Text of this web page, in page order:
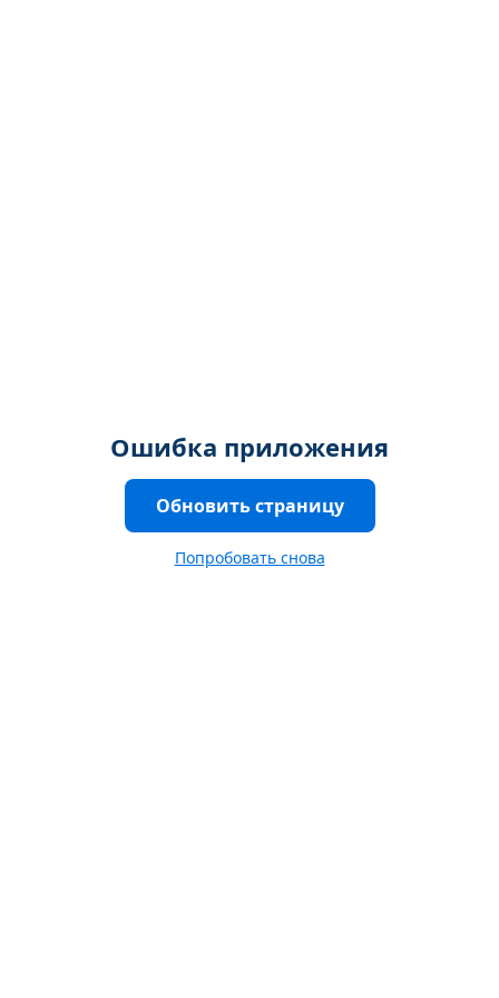
Ошибка приложения
Обновить страницу
Попробовать снова